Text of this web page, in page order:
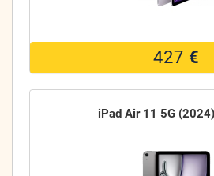
427 €
iPad Air 11 5G